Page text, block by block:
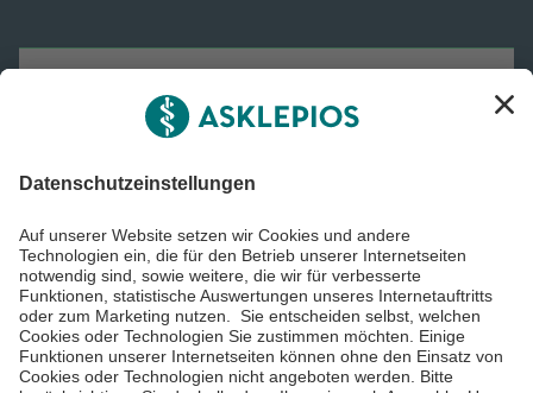
Asklepios Gruppe